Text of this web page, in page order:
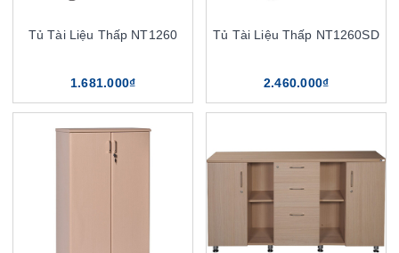
Tủ Tài Liệu Thấp NT1260
1.681.000₫
Tủ Tài Liệu Thấp NT1260SD
2.460.000₫